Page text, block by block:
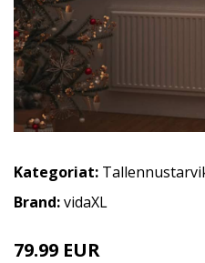
Kategoriat:
Brand:vidaXL
79.99 EUR